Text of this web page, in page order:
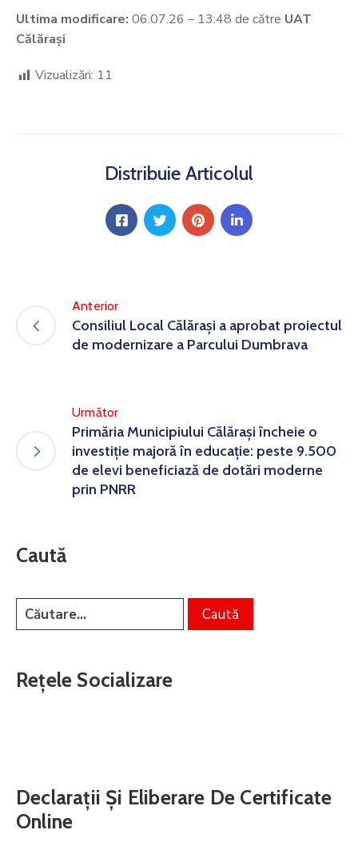
Ultima modificare: 06.07.26 – 13:48 de către UAT
Călărași
Vizualizări: 11
Distribuie Articolul
Anterior
Consiliul Local Călărași a aprobat proiectul
de modernizare a Parcului Dumbrava
Următor
Primăria Municipiului Călărași încheie o
investiție majoră în educație: peste 9.500
de elevi beneficiază de dotări moderne
prin PNRR
Caută
Rețele Socializare
Declarații Și Eliberare De Certificate
Online